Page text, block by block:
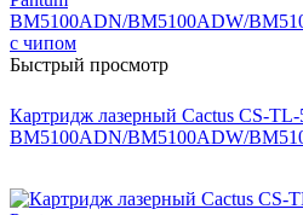
Быстрый просмотр
Картридж лазерный Cactus CS-
BM5100ADN/BM5100ADW/